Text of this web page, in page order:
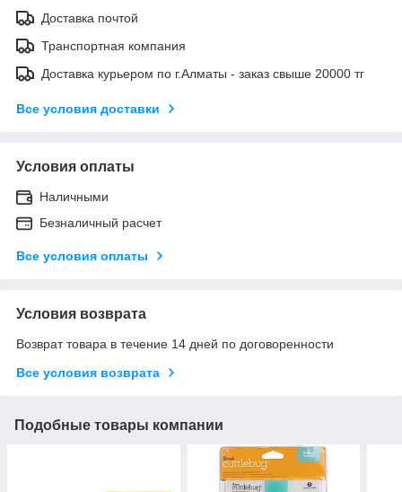
Доставка почтой
Транспортная компания
Доставка курьером по г.Алматы - заказ свыше 20000 тг
Все условия доставки
Условия оплаты
Наличными
Безналичный расчет
Все условия оплаты
Условия возврата
Возврат товара в течение 14 дней по договоренности
Все условия возврата
Подобные товары компании